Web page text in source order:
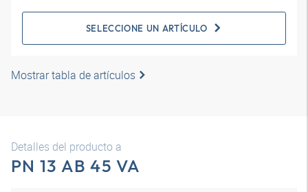
SELECCIONE UN ARTÍCULO
Mostrar tabla de artículos
Detalles del producto a
PN 13 AB 45 VA